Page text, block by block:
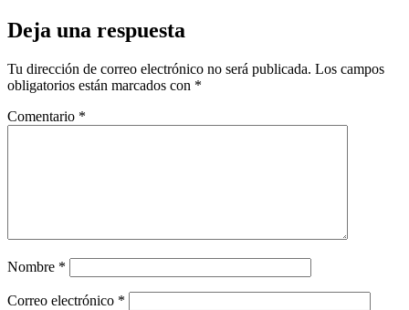
Deja una respuesta
Tu dirección de correo electrónico no será publicada. Los campos
obligatorios están marcados con *
Comentario *
Nombre *
Correo electrónico *